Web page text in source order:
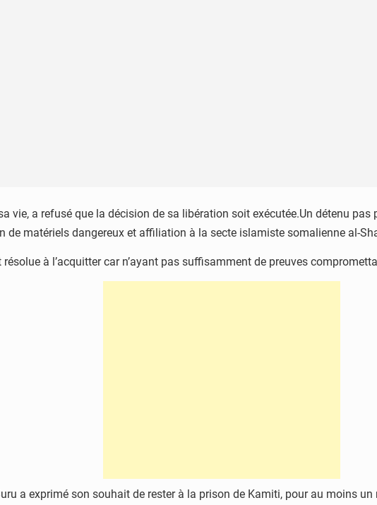
vie, a refusé que la décision de sa libération soit exécutée.Un détenu pas
de matériels dangereux et affiliation à la secte islamiste somalienne al-
à l’acquitter car n’ayant pas suffisamment de preuves
a exprimé son souhait de rester à la prison de Kamiti, pour au moins